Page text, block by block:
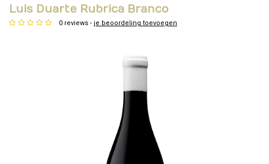
Luis Duarte Rubrica Branco
0 reviews - je beoordeling toevoegen